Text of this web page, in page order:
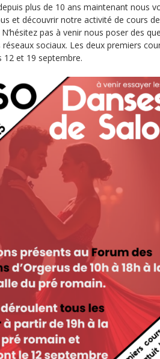
plus de 10 ans maintenant nous
et découvrir notre activité de cours
pas à venir nous poser des
sociaux. Les deux premiers
et 19 septembre.